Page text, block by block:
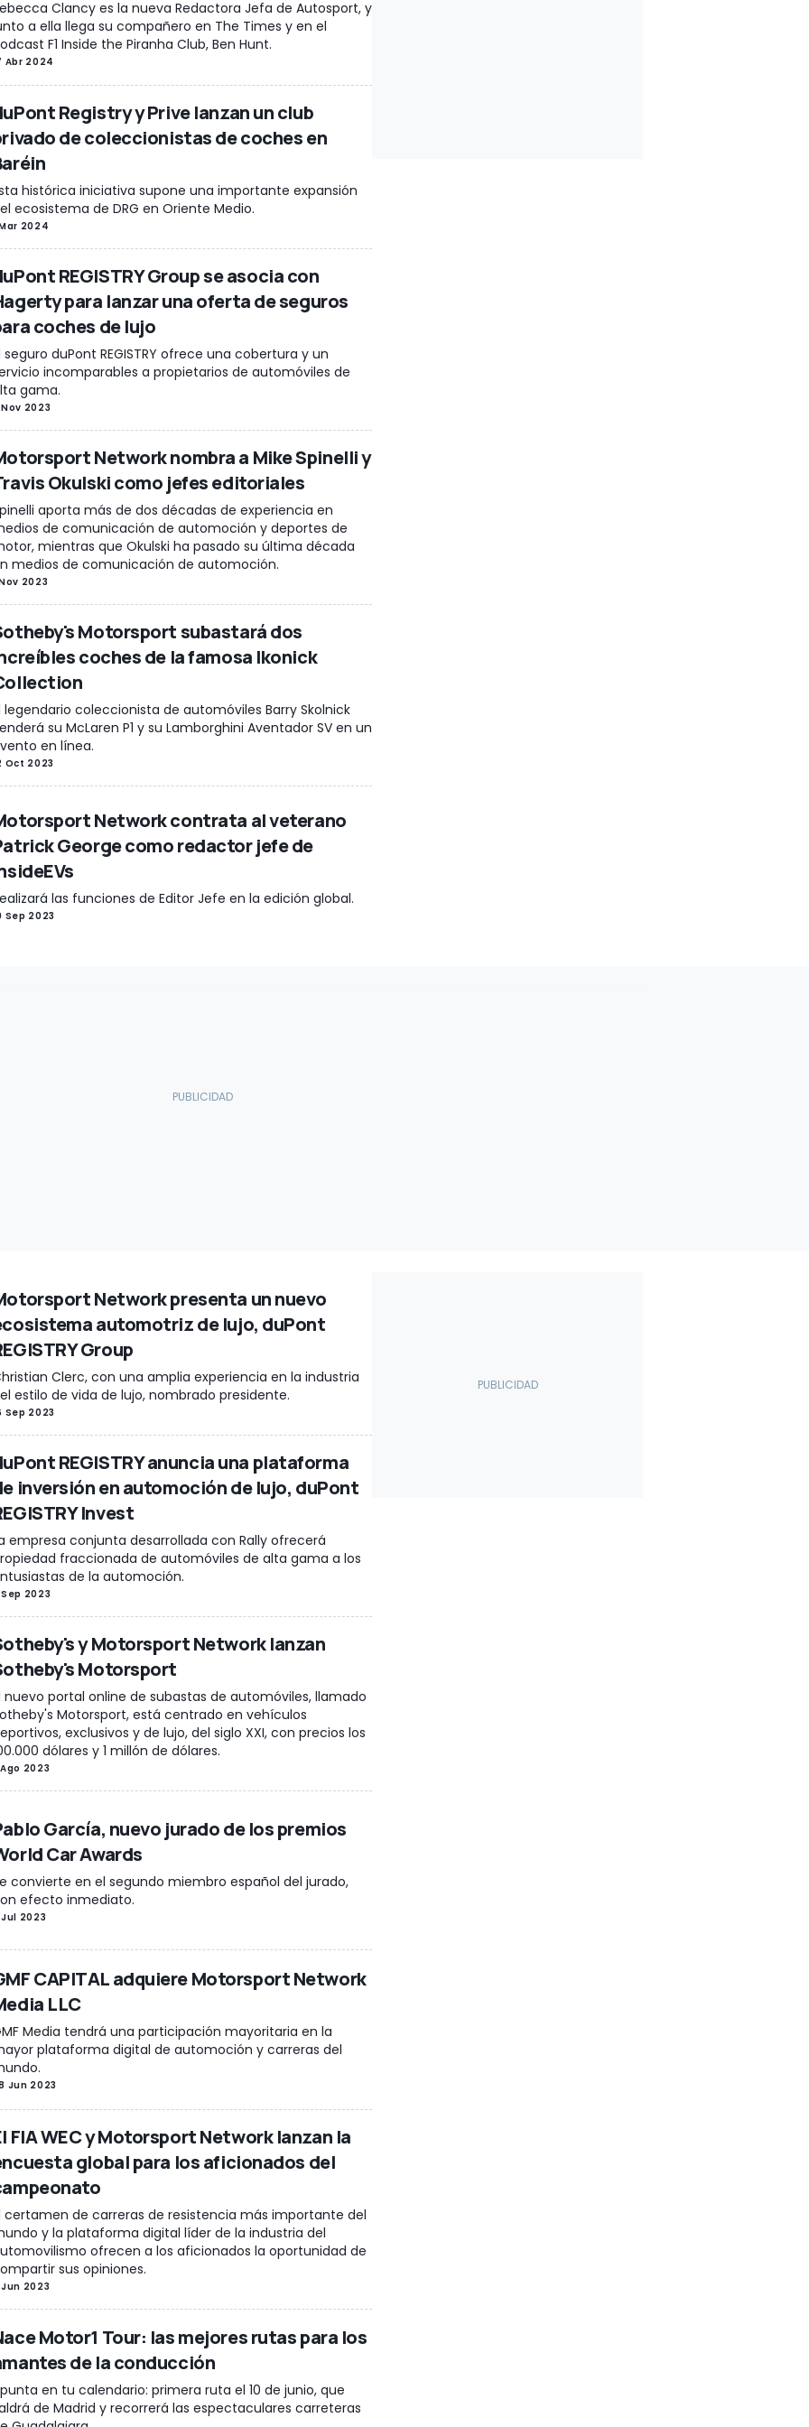
Clancy es la nueva Redactora Jefa de Autosport, y
a ella llega su compañero en The Times y en el
F1 Inside the Piranha Club, Ben Hunt.
Abr 2024
Registry y Prive lanzan un club
de coleccionistas de coches en
histórica iniciativa supone una importante expansión
ecosistema de DRG en Oriente Medio.
2024
REGISTRY Group se asocia con
para lanzar una oferta de seguros
coches de lujo
seguro duPont REGISTRY ofrece una cobertura y un
incomparables a propietarios de automóviles de
gama.
2023
Network nombra a Mike Spinelli y
Okulski como jefes editoriales
aporta más de dos décadas de experiencia en
de comunicación de automoción y deportes de
mientras que Okulski ha pasado su última década
medios de comunicación de automoción.
2023
Motorsport subastará dos
coches de la famosa Ikonick
legendario coleccionista de automóviles Barry Skolnick
su McLaren P1 y su Lamborghini Aventador SV en un
en línea.
Oct 2023
Network contrata al veterano
George como redactor jefe de
las funciones de Editor Jefe en la edición global.
Sep 2023
Network presenta un nuevo
automotriz de lujo, duPont
Group
Clerc, con una amplia experiencia en la industria
estilo de vida de lujo, nombrado presidente.
Sep 2023
REGISTRY anuncia una plataforma
inversión en automoción de lujo, duPont
Invest
empresa conjunta desarrollada con Rally ofrecerá
fraccionada de automóviles de alta gama a los
de la automoción.
2023
y Motorsport Network lanzan
Motorsport
nuevo portal online de subastas de automóviles, llamado
Motorsport, está centrado en vehículos
exclusivos y de lujo, del siglo XXI, con precios los
dólares y 1 millón de dólares.
2023
García, nuevo jurado de los premios
Car Awards
convierte en el segundo miembro español del jurado,
efecto inmediato.
2023
CAPITAL adquiere Motorsport Network
LLC
Media tendrá una participación mayoritaria en la
plataforma digital de automoción y carreras del
Jun 2023
FIA WEC y Motorsport Network lanzan la
global para los aficionados del
certamen de carreras de resistencia más importante del
y la plataforma digital líder de la industria del
ofrecen a los aficionados la oportunidad de
sus opiniones.
2023
Motor1 Tour: las mejores rutas para los
de la conducción
en tu calendario: primera ruta el 10 de junio, que
de Madrid y recorrerá las espectaculares carreteras